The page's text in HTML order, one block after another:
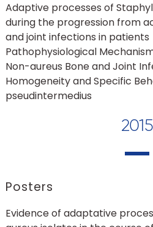
Adaptive processes of
during the progression from
and joint infections in patients
Pathophysiological
Non-aureus Bone and Joint
Homogeneity and Specific
pseudintermedius
2015
Posters
Evidence of adaptative